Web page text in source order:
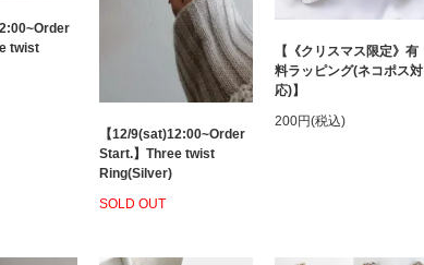
twist
【12/9(sat)12:00~Order
Start.】Three twist
Ring(Silver)
SOLD OUT
【《クリスマス限定》有
料ラッピング(ネコポス対
応)】
200円(税込)